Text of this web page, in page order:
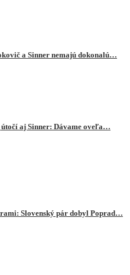
a Sinner nemajú dokonalú…
aj Sinner: Dávame oveľa…
Slovenský pár dobyl Poprad…